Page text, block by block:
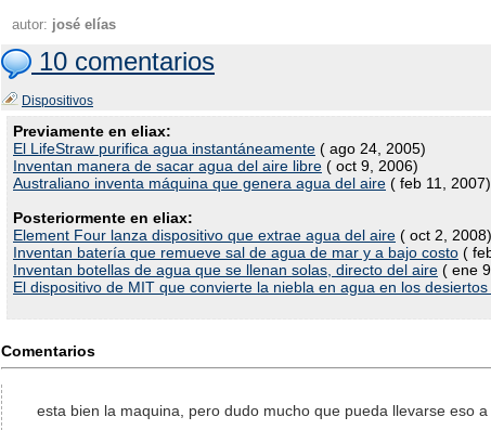
autor: josé elías
10 comentarios
Dispositivos
Previamente en eliax:
El LifeStraw purifica agua instantáneamente ( ago 24, 2005)
Inventan manera de sacar agua del aire libre ( oct 9, 2006)
Australiano inventa máquina que genera agua del aire ( feb 11, 2007)
Posteriormente en eliax:
Element Four lanza dispositivo que extrae agua del aire ( oct 2, 2008)
Inventan batería que remueve sal de agua de mar y a bajo costo (
Inventan botellas de agua que se llenan solas, directo del aire ( ene
El dispositivo de MIT que convierte la niebla en agua en los
Comentarios
esta bien la maquina, pero dudo mucho que pueda llevarse eso